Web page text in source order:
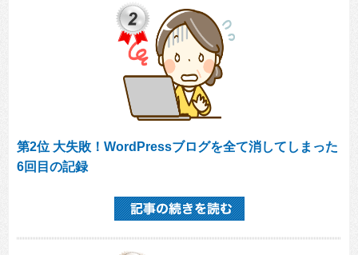
第2位 大失敗！WordPressブログを全て消してしまった
6回目の記録